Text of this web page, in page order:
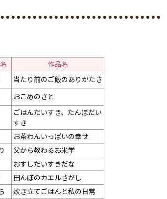
作品名
当たり前のご飯のありがたさ
おこめのさと
ごはんだいすき、たんぼだい
すき
お茶わんいっぱいの幸せ
父から教わるお米学
おすしだいすきだな
田んぼのカエルさがし
炊き立てごはんと私の日常